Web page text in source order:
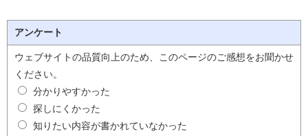
アンケート
ウェブサイトの品質向上のため、このページのご感想をお聞かせ
ください。
分かりやすかった
探しにくかった
知りたい内容が書かれていなかった